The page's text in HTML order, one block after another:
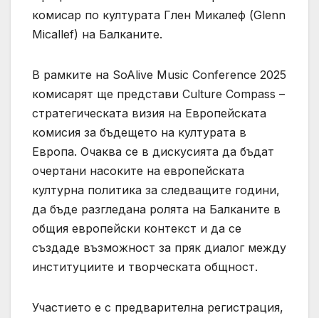
комисар по културата Глен Микалеф (Glenn
Micallef) на Балканите.
В рамките на SoAlive Music Conference 2025
комисарят ще представи Culture Compass –
стратегическата визия на Европейската
комисия за бъдещето на културата в
Европа. Очаква се в дискусията да бъдат
очертани насоките на европейската
културна политика за следващите години,
да бъде разгледана ролята на Балканите в
общия европейски контекст и да се
създаде възможност за пряк диалог между
институциите и творческата общност.
Участието е с предварителна регистрация,